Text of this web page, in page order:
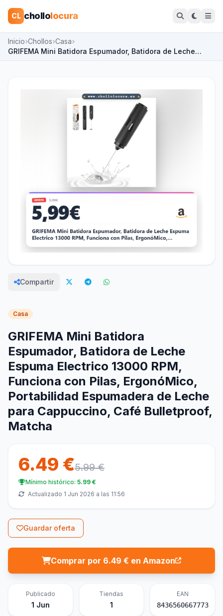
CL chollolocura
Inicio Chollos Casa
GRIFEMA Mini Batidora Espumador, Batidora de Leche…
Compartir
Casa
GRIFEMA Mini Batidora
Espumador, Batidora de Leche
Espuma Electrico 13000 RPM,
Funciona con Pilas, ErgonóMico,
Portabilidad Espumadera de Leche
para Cappuccino, Café Bulletproof,
Matcha
6.49 €5.99 €
Mínimo histórico: 5.99 €
Actualizado 1 Jun 2026 a las 11:56
Guardar oferta
Comprar por 6.49 € en Amazon
Publicado
1 Jun
Tiendas
1
EAN
8436560667773